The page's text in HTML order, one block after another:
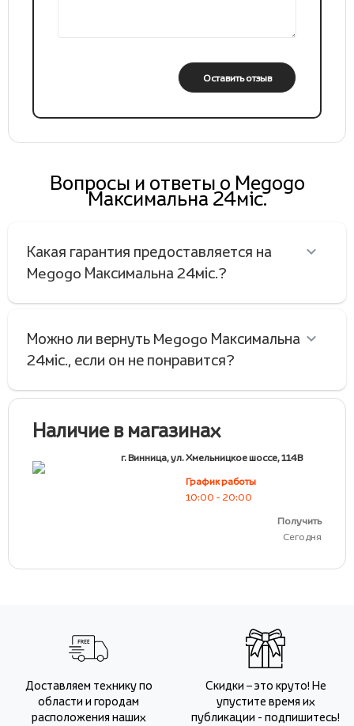
Оставить отзыв
Вопросы и ответы о Megogo
Максимальна 24міс.
Какая гарантия предоставляется на
Megogo Максимальна 24міс.?
Можно ли вернуть Megogo Максимальна
24міс., если он не понравится?
Наличие в магазинах
г. Винница, ул. Хмельницкое шоссе, 114В
График работы
10:00 - 20:00
Получить
Сегодня
Доставляем технику по
области и городам
расположения наших
Скидки – это круто! Не
упустите время их
публикации - подпишитесь!